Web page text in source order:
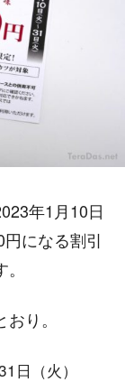
年1月10日
になる割引
り。
日（火）